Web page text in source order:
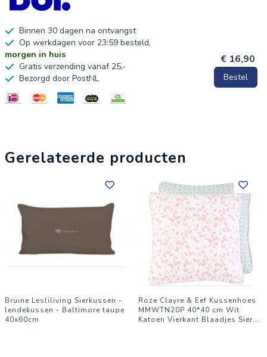
Binnen 30 dagen na ontvangst
Op werkdagen voor 23:59 besteld,
morgen in huis
Gratis verzending vanaf 25,-
Bezorgd door PostNL
€ 16,90
Bestel
Gerelateerde producten
Bruine Lesliliving Sierkussen -
lendekussen - Baltimore taupe
40x60cm
Roze Clayre & Eef Kussenhoes
MMWTN20P 40*40 cm Wit
Katoen Vierkant Blaadjes Sier...